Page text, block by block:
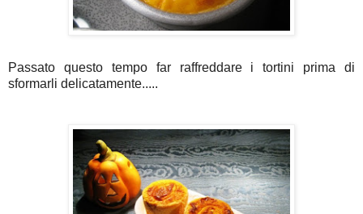
Passato questo tempo far raffreddare i tortini prima di
sformarli delicatamente.....